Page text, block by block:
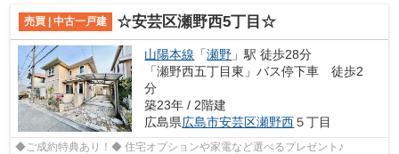
売買 | 中古一戸建 ☆安芸区瀬野西5丁目☆
山陽本線 「瀬野 」駅 徒歩28分
「瀬野西五丁目東」バス停下車 徒歩2
分
築23年 / 2階建
広島県広島市安芸区瀬野西５丁目
◆ご成約特典あり！◆ 住宅オプションや家電など選べるプレゼント♪